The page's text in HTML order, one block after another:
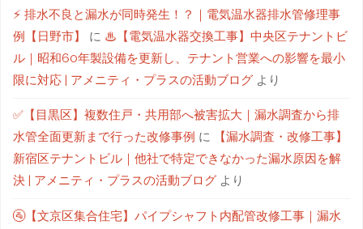
⚡ 排水不良と漏水が同時発生！？｜電気温水器排水管修理事
例【日野市】
に ♨【電気温水器交換工事】中央区テナントビ
ル｜昭和60年製設備を更新し、テナント営業への影響を最小
限に対応 | アメニティ・プラスの活動ブログ より
✅【目黒区】複数住戸・共用部へ被害拡大｜漏水調査から排
水管全面更新まで行った改修事例 に
【漏水調査・改修工事】
新宿区テナントビル｜他社で特定できなかった漏水原因を解
決 | アメニティ・プラスの活動ブログ より
🚰【文京区集合住宅】パイプシャフト内配管改修工事｜漏水